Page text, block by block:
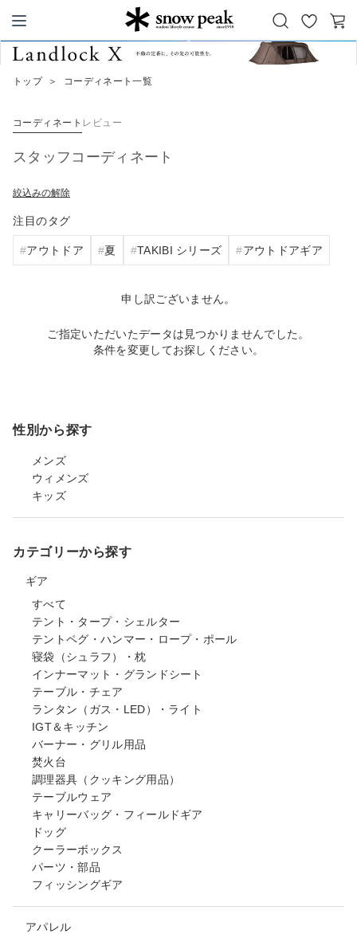
Snow Peak
お
気
カ
トップ ＞ コーディネート一覧
コーディネート レビュー
スタッフコーディネート
絞込みの解除
注目のタグ
アウトドア 夏 TAKIBI シリーズ アウトドアギア
申し訳ございません。
ご指定いただいたデータは見つかりませんでした。
条件を変更してお探しください。
性別から探す
メンズ
ウィメンズ
キッズ
カテゴリーから探す
ギア
すべて
テント・タープ・シェルター
テントペグ・ハンマー・ロープ・ポール
寝袋（シュラフ）・枕
インナーマット・グランドシート
テーブル・チェア
ランタン（ガス・LED）・ライト
IGT＆キッチン
バーナー・グリル用品
焚火台
調理器具（クッキング用品）
テーブルウェア
キャリーバッグ・フィールドギア
ドッグ
クーラーボックス
パーツ・部品
フィッシングギア
アパレル